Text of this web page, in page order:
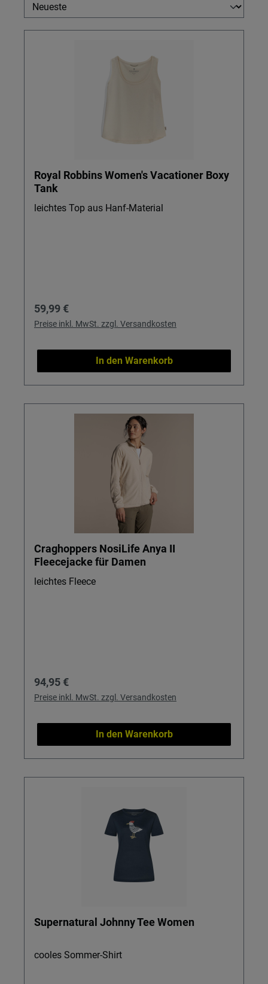
Royal Robbins Women's Vacationer Boxy
Tank
leichtes Top aus Hanf-Material
Regulärer Preis:
59,99 €
Preise inkl. MwSt. zzgl. Versandkosten
In den Warenkorb
Craghoppers NosiLife Anya II
Fleecejacke für Damen
leichtes Fleece
Regulärer Preis:
94,95 €
Preise inkl. MwSt. zzgl. Versandkosten
In den Warenkorb
Supernatural Johnny Tee Women
cooles Sommer-Shirt